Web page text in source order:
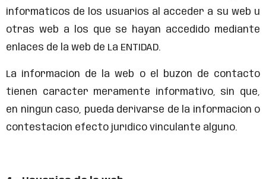
informáticos de los usuarios al acceder a su web u
otras web a los que se hayan accedido mediante
enlaces de la web de La ENTIDAD.
La información de la web o el buzón de contacto
tienen carácter meramente informativo, sin que,
en ningún caso, pueda derivarse de la información o
contestación efecto jurídico vinculante alguno.